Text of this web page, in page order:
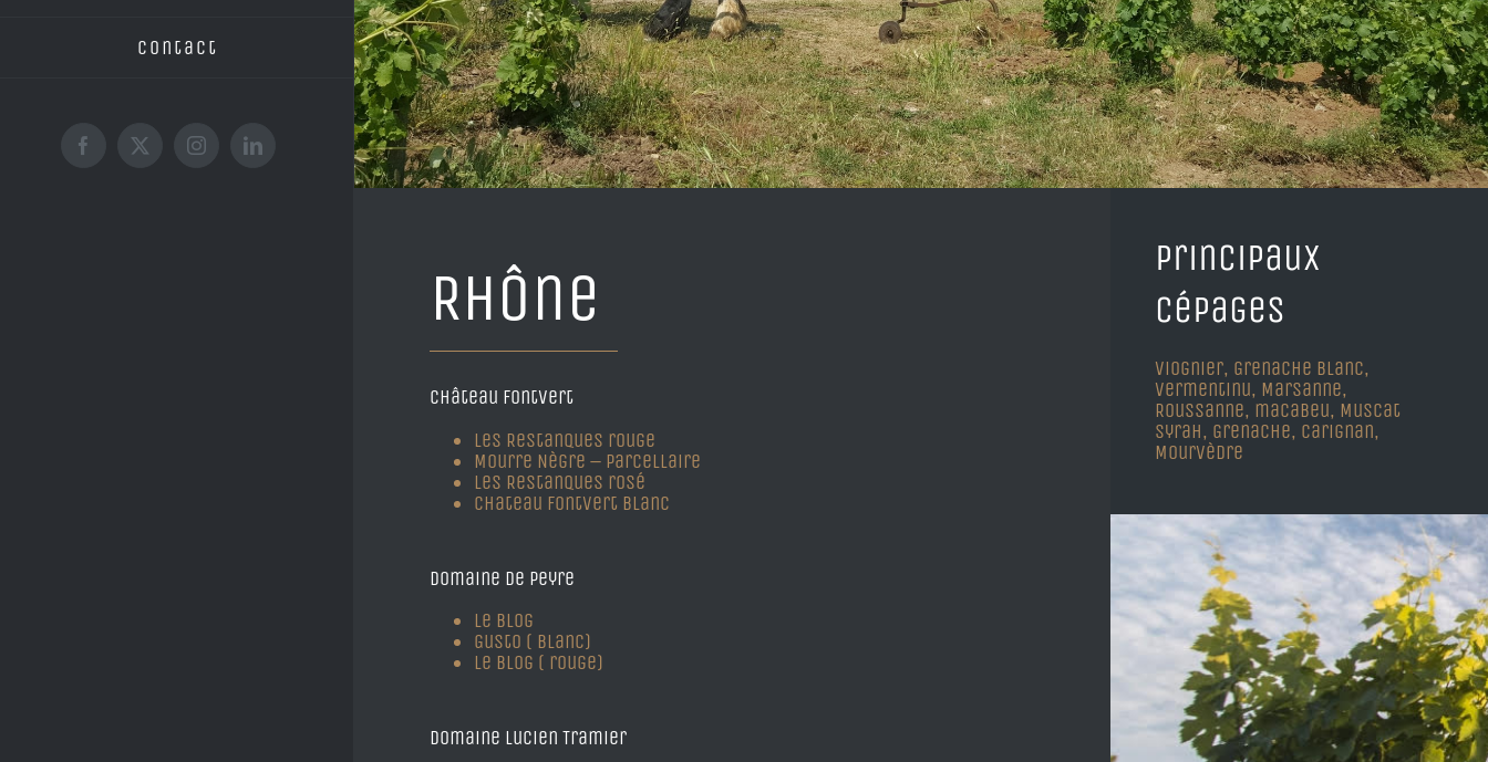
Contact
Facebook
X InstagramLinkedIn
Rhône
Château Fontvert
Les Restanques rouge
Mourre Nègre – parcellaire
Les Restanques rosé
Chateau Fontvert Blanc
Domaine de Peyre
Le Blog
Gusto ( blanc)
Le Blog ( rouge)
Domaine Lucien Tramier
Principaux
cépages
Viognier, Grenache blanc,
Vermentinu, Marsanne,
Roussanne, macabeu, Muscat
syrah, Grenache, Carignan,
Mourvèdre